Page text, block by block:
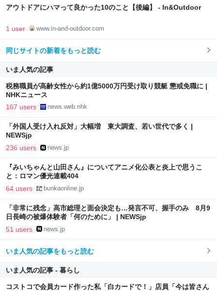
アウトドアにハマって良かった10のこと【後編】 - In&Outdoor
1 user www.in-and-outdoor.com
同じサイトの新着をもっと読む
いま人気の記事
税務職員が高齢女性から約1億5000万円受け取り競艇 懲戒免職に |
NHKニュース
167 users news.web.nhk
「外国人受け入れ反対」大幅増 東大調査、若い世代で多く |
NEWSjp
236 users news.jp
『みいちゃんと山田さん』についてアニメ化公表と炎上で思うこ
と：ロマン優光連載404
64 users bunkaonline.jp
「非常に残念」高市総理と面会決定も…発言不可、握手のみ 8月9
日長崎の被爆体験者「何のために」 | NEWSjp
51 users news.jp
いま人気の記事をもっと読む
いま人気の記事 - 暮らし
コストコで会員カード作った私「白カードで！」店員「今は皆さん